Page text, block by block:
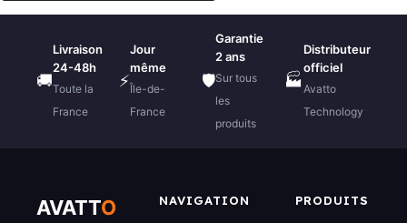
🚚
Livraison
24-48h
Toute la
France
⚡
Jour
même
Île-de-
France
🛡️
Garantie
2 ans
Sur tous
les
produits
🏭
Distributeur
officiel
Avatto
Technology
AVATTO
NAVIGATION PRODUITS